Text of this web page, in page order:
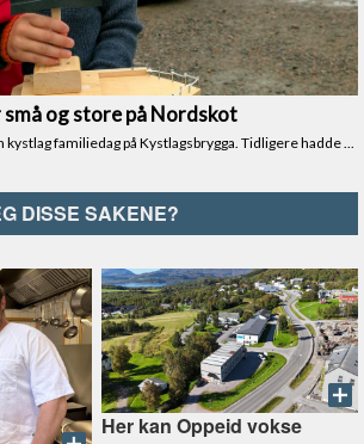
DISSE SAKENE?
Her kan Oppeid vokse